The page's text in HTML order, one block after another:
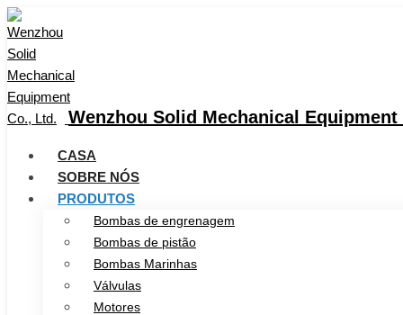
Wenzhou Solid Mechanical Equipment
CASA
SOBRE NÓS
PRODUTOS
Bombas de engrenagem
Bombas de pistão
Bombas Marinhas
Válvulas
Motores